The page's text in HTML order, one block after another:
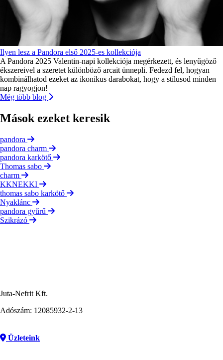
Ilyen lesz a Pandora első 2025-es kollekciója
A Pandora 2025 Valentin-napi kollekciója megérkezett, és lenyűgöző
ékszereivel a szeretet különböző arcait ünnepli. Fedezd fel, hogyan
kombinálhatod ezeket az ikonikus darabokat, hogy a stílusod minden
nap ragyogjon!
Még több blog
Mások ezeket keresik
pandora
pandora charm
pandora karkötő
Thomas sabo
charm
KKNEKKI
thomas sabo karkötő
Nyaklánc
pandora gyűrű
Szikrázó
Juta-Nefrit Kft.
Adószám: 12085932-2-13
Üzleteink